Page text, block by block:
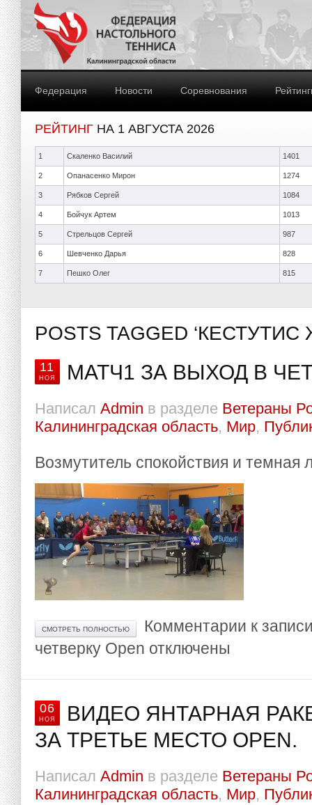
Федерация Новости Соревнования
РЕЙТИНГ НА 1 АВГУСТА 2026
1 Скаленко Василий 1401
2 Опанасенко Мирон 1274
3 Рябков Сергей 1084
4 Бойчук Артем 1013
5 Стрельцов Сергей 987
6 Шевченко Дарья 828
7 Пешко Олег 815
POSTS TAGGED
11
НОЯ МАТЧ1 ЗА ВЫХОД В
Написал Admin в разделе Ветераны
Калининградская область, Мир,
Возмутитель спокойствия и темная
СМОТРЕТЬ ПОЛНОСТЬЮ Комментарии к
четверку Open отключены
06
НОЯ
ВИДЕО ЯНТАРНАЯ
ЗА ТРЕТЬЕ МЕСТО OPEN.
Написал Admin в разделе Ветераны
Калининградская область, Мир,